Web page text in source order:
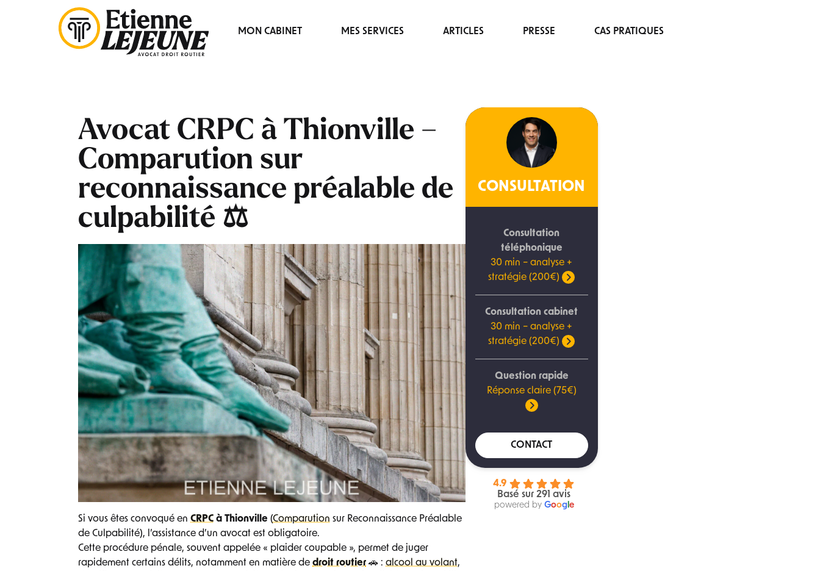
MON CABINET MES SERVICES ARTICLES PRESSE CAS PRATIQUES
Avocat CRPC à Thionville –
Comparution sur
reconnaissance préalable de
culpabilité ⚖️
Si vous êtes convoqué en CRPC à Thionville (Comparution sur Reconnaissance Préalable
de Culpabilité), l’assistance d’un avocat est obligatoire.
Cette procédure pénale, souvent appelée « plaider coupable », permet de juger
rapidement certains délits, notamment en matière de droit routier 🚗 : alcool au volant,
CONSULTATION
Consultation
téléphonique
30 min – analyse +
stratégie (200€)
Consultation cabinet
30 min – analyse +
stratégie (200€)
Question rapide
Réponse claire (75€)
CONTACT
4.9
Basé sur 291 avis
powered by Google